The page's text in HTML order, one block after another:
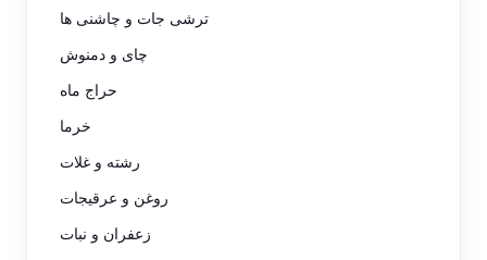
ترشی جات و چاشنی ها
چای و دمنوش
حراج ماه
خرما
رشته و غلات
روغن و عرقیجات
زعفران و نبات